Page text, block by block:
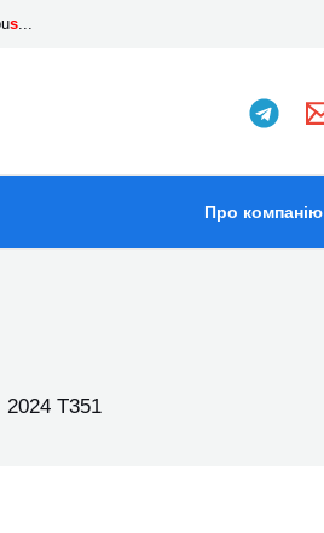
s...
Про компанію
2024 Т351